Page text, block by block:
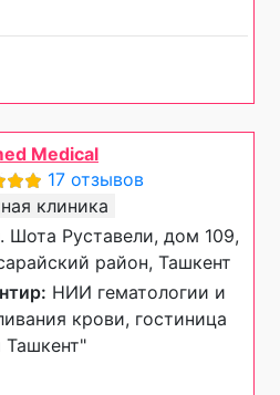
Medical
17 отзывов
клиника
Шота Руставели, дом 109,
район, Ташкент
НИИ гематологии и
крови, гостиница
Ташкент"